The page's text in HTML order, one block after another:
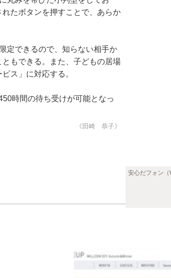
安心だフォン
たボタンを押すことで、あらか
定できるので、知らない相手か
もできる。また、子どもの居場
ス」に対応する。
時間の待ち受けが可能となっ
《田崎 恭子》